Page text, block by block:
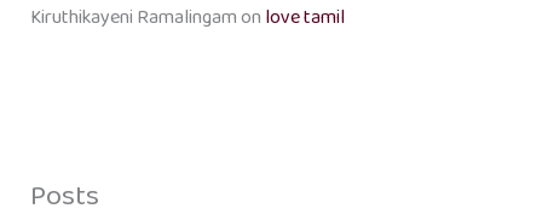
Kiruthikayeni Ramalingamon love tamil
Posts